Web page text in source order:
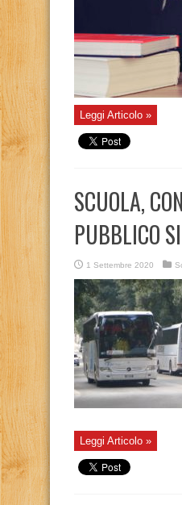
Leggi Articolo »
SCUOLA,
PUBBLICO
1 Settembre 2020
Leggi Articolo »